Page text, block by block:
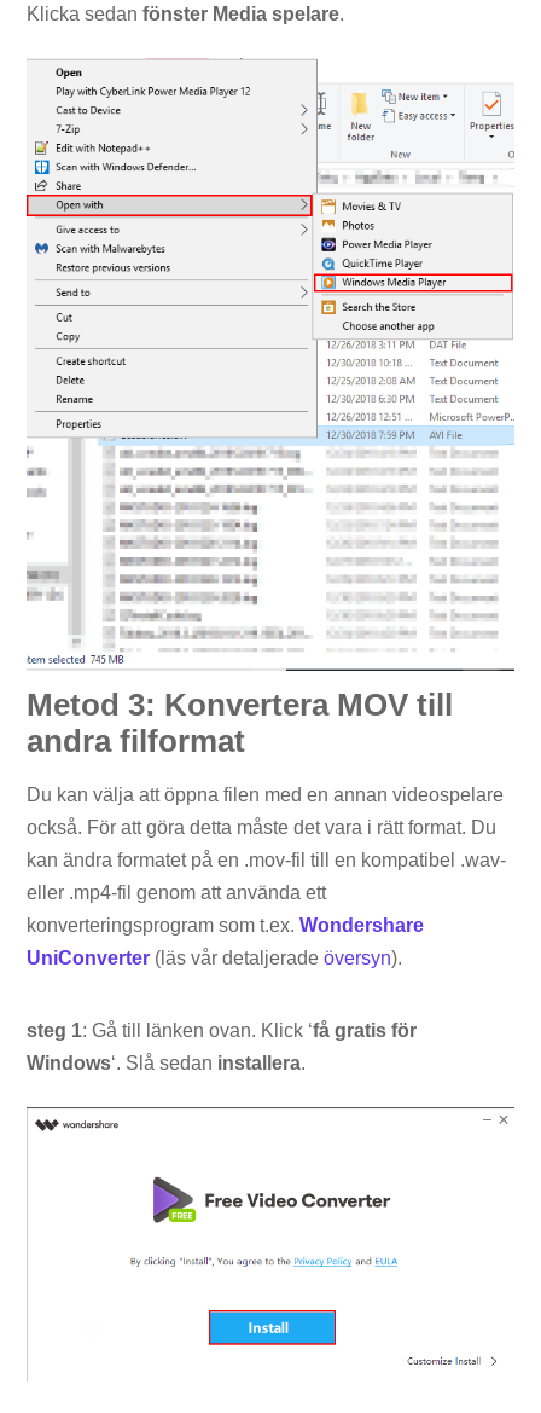
Klicka sedanfönster Media spelare.
Metod 3: Konvertera MOV till
andra filformat
Du kan välja att öppna filen med en annan videospelare
också. För att göra detta måste det vara i rätt format. Du
kan ändra formatet på en .mov-fil till en kompatibel .wav-
eller .mp4-fil genom att använda ett
konverteringsprogram som t.ex.Wondershare
UniConverter (läs vår detaljeradeöversyn).
steg 1: Gå till länken ovan. Klick ‘få gratis för
Windows‘. Slå sedan installera.